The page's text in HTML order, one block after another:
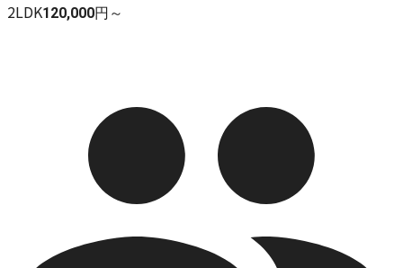
2LDK120,000円～